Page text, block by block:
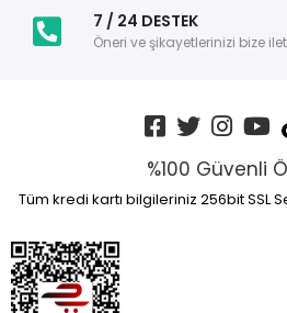
7 / 24 DESTEK
Öneri ve şikayetlerinizi bize
%100 Güvenli
Tüm kredi kartı bilgileriniz 256bit SSL